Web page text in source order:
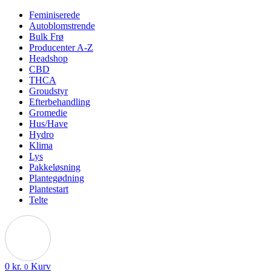
Feminiserede
Autoblomstrende
Bulk Frø
Producenter A-Z
Headshop
CBD
THCA
Groudstyr
Efterbehandling
Gromedie
Hus/Have
Hydro
Klima
Lys
Pakkeløsning
Plantegødning
Plantestart
Telte
0 kr. 0 Kurv